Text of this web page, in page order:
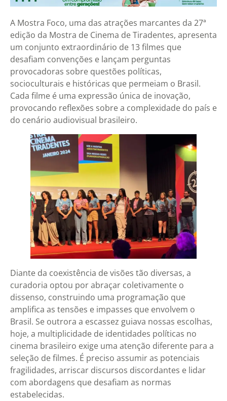
A Mostra Foco, uma das atrações marcantes da 27ª
edição da Mostra de Cinema de Tiradentes, apresenta
um conjunto extraordinário de 13 filmes que
desafiam convenções e lançam perguntas
provocadoras sobre questões políticas,
socioculturais e históricas que permeiam o Brasil.
Cada filme é uma expressão única de inovação,
provocando reflexões sobre a complexidade do país e
do cenário audiovisual brasileiro.
Diante da coexistência de visões tão diversas, a
curadoria optou por abraçar coletivamente o
dissenso, construindo uma programação que
amplifica as tensões e impasses que envolvem o
Brasil. Se outrora a escassez guiava nossas escolhas,
hoje, a multiplicidade de identidades políticas no
cinema brasileiro exige uma atenção diferente para a
seleção de filmes. É preciso assumir as potenciais
fragilidades, arriscar discursos discordantes e lidar
com abordagens que desafiam as normas
estabelecidas.